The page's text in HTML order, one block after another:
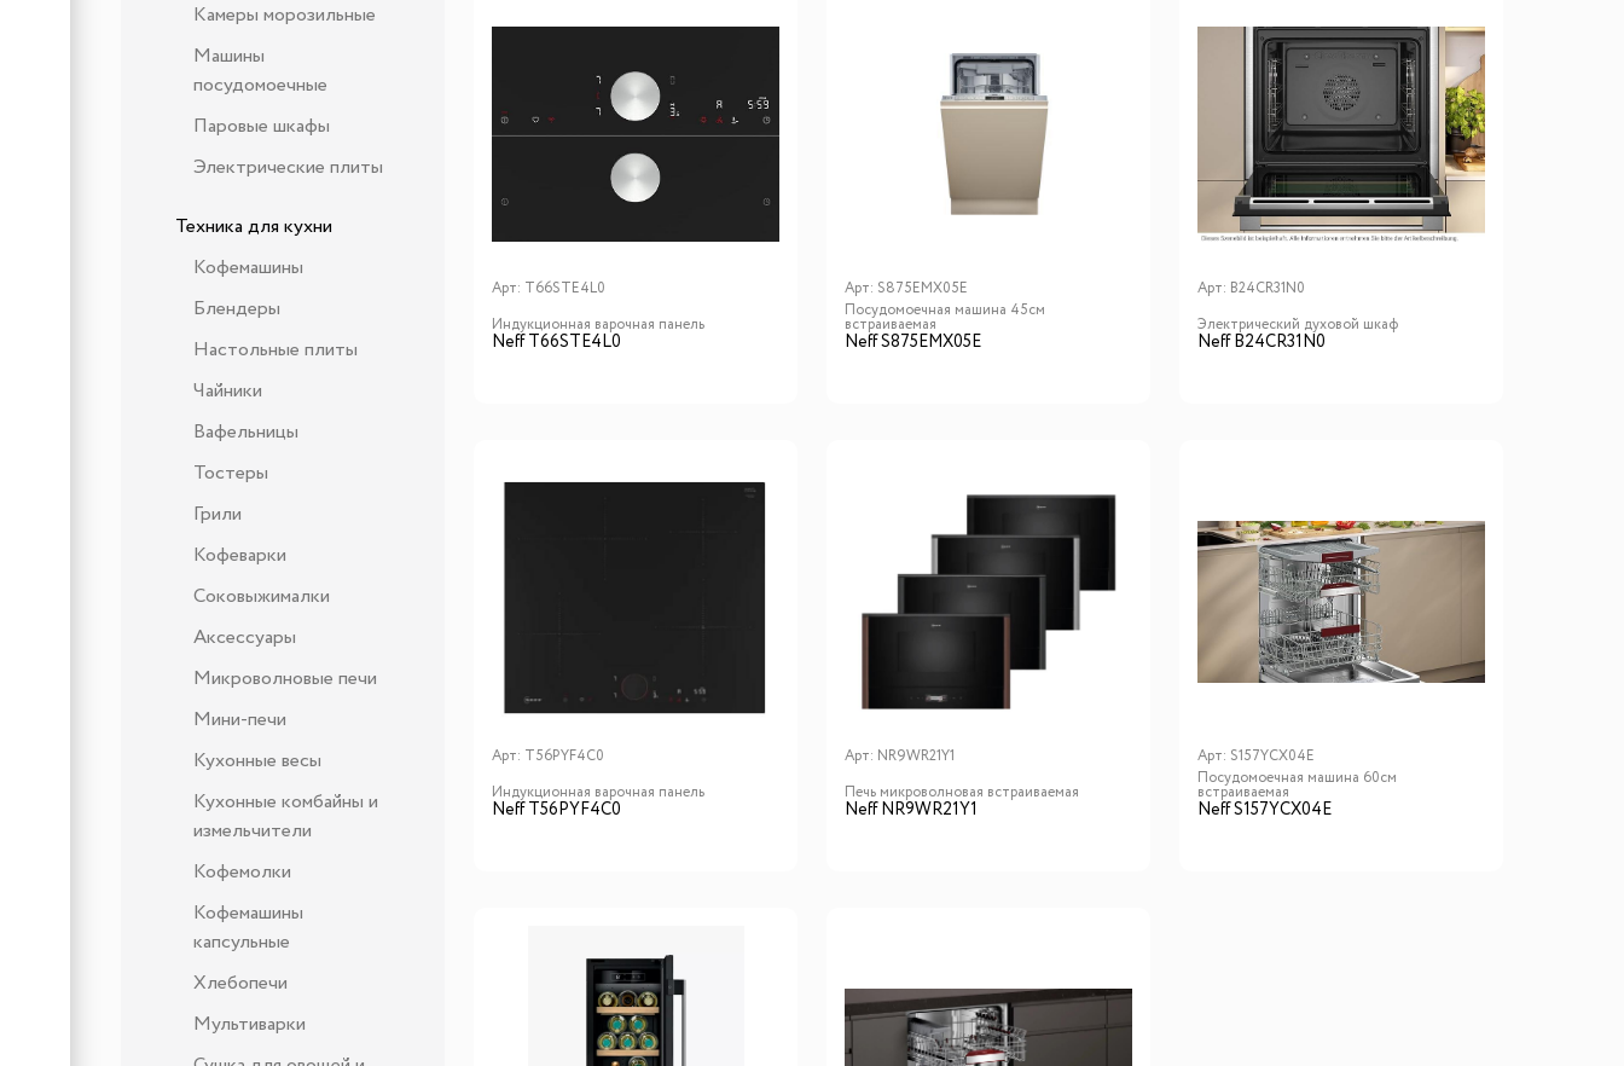
Камеры морозильные
Машины
посудомоечные
Паровые шкафы
Электрические плиты
Техника для кухни
Кофемашины
Блендеры
Настольные плиты
Чайники
Вафельницы
Тостеры
Грили
Кофеварки
Соковыжималки
Аксессуары
Микроволновые печи
Мини-печи
Кухонные весы
Кухонные комбайны и
измельчители
Кофемолки
Кофемашины
капсульные
Хлебопечи
Мультиварки
Арт: T66STE4L0
Индукционная варочная панель
Neff T66STE4L0
Арт: S875EMX05E
Посудомоечная машина 45см
встраиваемая
Neff S875EMX05E
Арт: B24CR31N0
Электрический духовой шкаф
Neff B24CR31N0
Арт: T56PYF4C0
Индукционная варочная панель
Neff T56PYF4C0
Арт: NR9WR21Y1
Печь микроволновая встраиваемая
Neff NR9WR21Y1
Арт: S157YCX04E
Посудомоечная машина 60см
встраиваемая
Neff S157YCX04E